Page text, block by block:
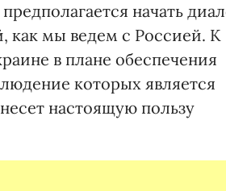
начать
как мы ведем с Россией. К
в плане обеспечения
которых является
настоящую пользу